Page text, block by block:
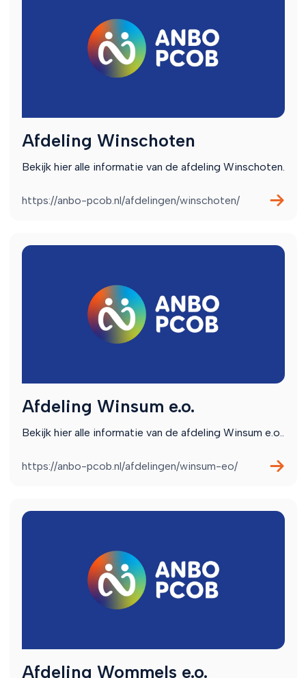
Afdeling Winschoten
Bekijk hier alle informatie van de afdeling Winschoten.
https://anbo-pcob.nl/afdelingen/winschoten/
Afdeling Winsum e.o.
Bekijk hier alle informatie van de afdeling Winsum e.o..
https://anbo-pcob.nl/afdelingen/winsum-eo/
Afdeling Wommels e.o.